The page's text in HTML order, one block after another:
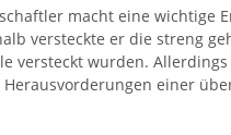
macht eine wichtige
versteckte er die streng
versteckt wurden.
einer